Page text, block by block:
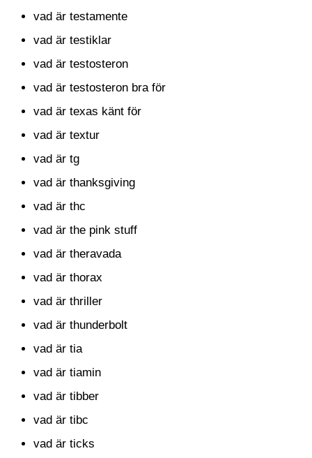
vad är testamente
vad är testiklar
vad är testosteron
vad är testosteron bra för
vad är texas känt för
vad är textur
vad är tg
vad är thanksgiving
vad är thc
vad är the pink stuff
vad är theravada
vad är thorax
vad är thriller
vad är thunderbolt
vad är tia
vad är tiamin
vad är tibber
vad är tibc
vad är ticks